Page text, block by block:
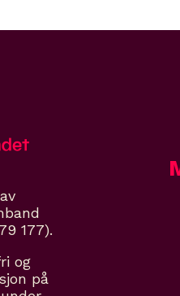
177).
og
på